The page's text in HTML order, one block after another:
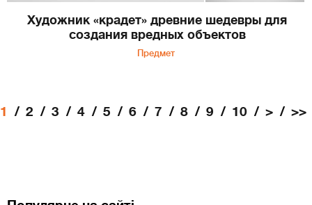
Художник «крадет» древние шедевры для
создания вредных объектов
Предмет
1 2 3 4 5 6 7 8 9 10 > >>